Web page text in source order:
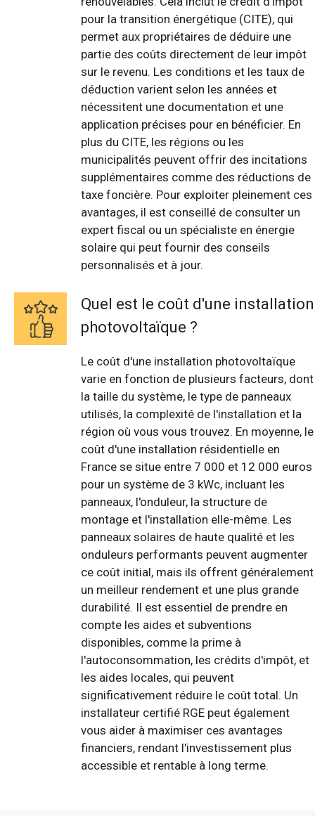
pour la transition énergétique (CITE), qui
permet aux propriétaires de déduire une
partie des coûts directement de leur impôt
sur le revenu. Les conditions et les taux de
déduction varient selon les années et
nécessitent une documentation et une
application précises pour en bénéficier. En
plus du CITE, les régions ou les
municipalités peuvent offrir des incitations
supplémentaires comme des réductions de
taxe foncière. Pour exploiter pleinement ces
avantages, il est conseillé de consulter un
expert fiscal ou un spécialiste en énergie
solaire qui peut fournir des conseils
personnalisés et à jour.
Quel est le coût d'une installation
photovoltaïque ?
Le coût d'une installation photovoltaïque
varie en fonction de plusieurs facteurs, dont
la taille du système, le type de panneaux
utilisés, la complexité de l'installation et la
région où vous vous trouvez. En moyenne, le
coût d'une installation résidentielle en
France se situe entre 7 000 et 12 000 euros
pour un système de 3 kWc, incluant les
panneaux, l'onduleur, la structure de
montage et l'installation elle-même. Les
panneaux solaires de haute qualité et les
onduleurs performants peuvent augmenter
ce coût initial, mais ils offrent généralement
un meilleur rendement et une plus grande
durabilité. Il est essentiel de prendre en
compte les aides et subventions
disponibles, comme la prime à
l'autoconsommation, les crédits d'impôt, et
les aides locales, qui peuvent
significativement réduire le coût total. Un
installateur certifié RGE peut également
vous aider à maximiser ces avantages
financiers, rendant l'investissement plus
accessible et rentable à long terme.